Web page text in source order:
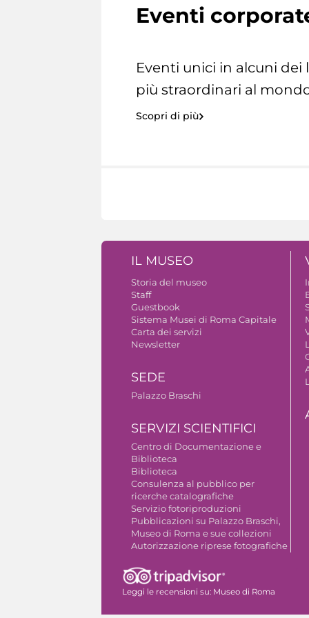
Eventi
Eventi unici in alcuni dei
più straordinari al
Scopri di più
IL MUSEO
Storia del museo
Staff
Guestbook
Sistema Musei di Roma Capitale
Carta dei servizi
Newsletter
SEDE
Palazzo Braschi
SERVIZI SCIENTIFICI
Centro di Documentazione e
Biblioteca
Biblioteca
Consulenza al pubblico per
ricerche catalografiche
Servizio fotoriproduzioni
Pubblicazioni su Palazzo Braschi,
Museo di Roma e sue collezioni
Autorizzazione riprese fotografiche
Leggi le recensioni su: Museo di Roma